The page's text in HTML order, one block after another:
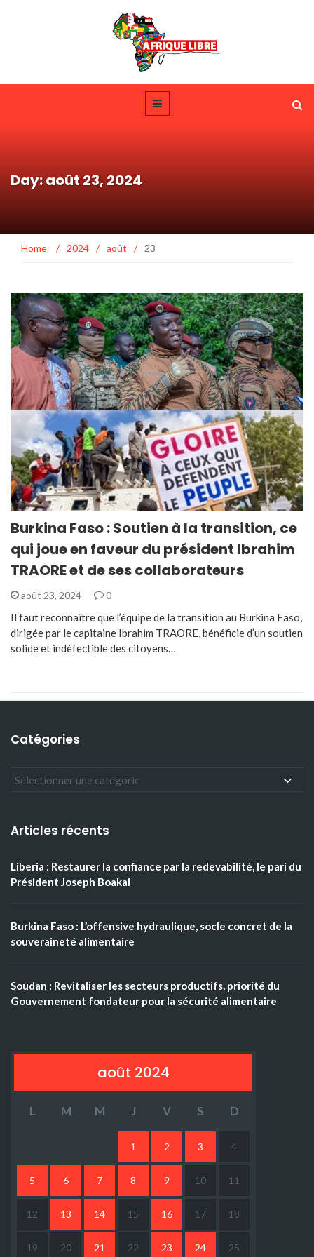
Day: août 23, 2024
Home / 2024 / août / 23
Burkina Faso : Soutien à la transition, ce
qui joue en faveur du président Ibrahim
TRAORE et de ses collaborateurs
août 23, 2024 0
Il faut reconnaître que l’équipe de la transition au Burkina Faso,
dirigée par le capitaine Ibrahim TRAORE, bénéficie d’un soutien
solide et indéfectible des citoyens…
Catégories
Articles récents
Liberia : Restaurer la confiance par la redevabilité, le pari du
Président Joseph Boakai
Burkina Faso : L’offensive hydraulique, socle concret de la
souveraineté alimentaire
Soudan : Revitaliser les secteurs productifs, priorité du
Gouvernement fondateur pour la sécurité alimentaire
août 2024
L M M J V S D
1 2 3 4
5 6 7 8 9 10 11
12 13 14 15 16 17 18
19 20 21 22 23 24 25